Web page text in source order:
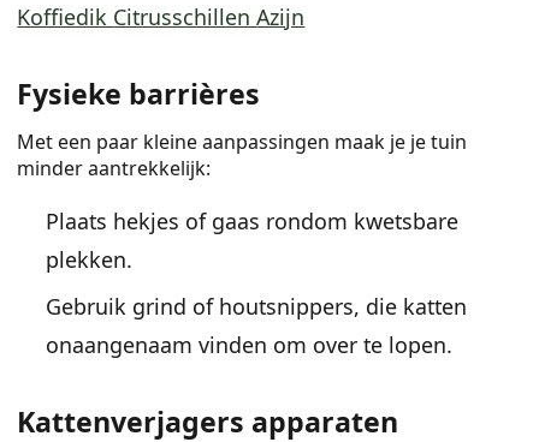
Koffiedik CitrusschillenAzijn
Fysieke barrières
Met een paar kleine aanpassingen maak je je tuin
minder aantrekkelijk:
Plaats hekjes of gaas rondom kwetsbare
plekken.
Gebruik grind of houtsnippers, die katten
onaangenaam vinden om over te lopen.
Kattenverjagers apparaten